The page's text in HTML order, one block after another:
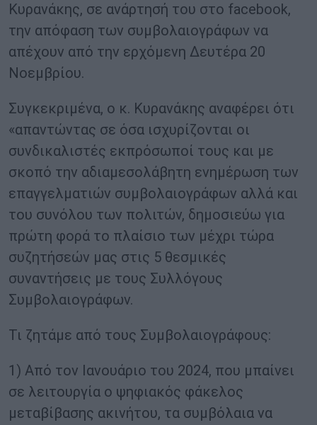
Κυρανάκης, σε ανάρτησή του στο facebook,
την απόφαση των συμβολαιογράφων να
απέχουν από την ερχόμενη Δευτέρα 20
Νοεμβρίου.
Συγκεκριμένα, ο κ. Κυρανάκης αναφέρει ότι
«απαντώντας σε όσα ισχυρίζονται οι
συνδικαλιστές εκπρόσωποί τους και με
σκοπό την αδιαμεσολάβητη ενημέρωση των
επαγγελματιών συμβολαιογράφων αλλά και
του συνόλου των πολιτών, δημοσιεύω για
πρώτη φορά το πλαίσιο των μέχρι τώρα
συζητήσεών μας στις 5 θεσμικές
συναντήσεις με τους Συλλόγους
Συμβολαιογράφων.
Τι ζητάμε από τους Συμβολαιογράφους:
1) Από τον Ιανουάριο του 2024, που μπαίνει
σε λειτουργία ο ψηφιακός φάκελος
μεταβίβασης ακινήτου, τα συμβόλαια να